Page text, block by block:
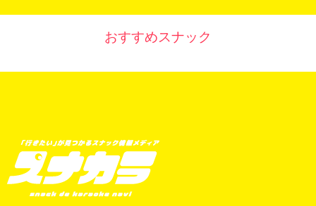
おすすめスナック